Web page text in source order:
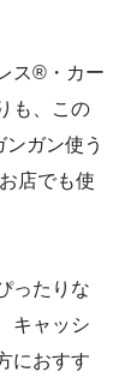
ス®・カー
も、この
ガン使う
店でも使
ったりな
キャッシ
におすす